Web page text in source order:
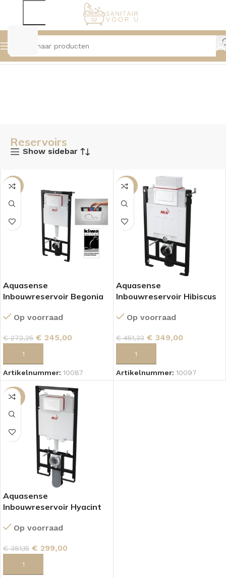
Home Toiletten Reservoirs
Reservoirs
Show sidebar
-10%
Aquasense
Inbouwreservoir Begonia
Op voorraad
€272,25 € 245,00
Artikelnummer: 10087
-23%
Aquasense
Inbouwreservoir Hibiscus
Op voorraad
€451,33 € 349,00
Artikelnummer: 10097
-22%
Aquasense
Inbouwreservoir Hyacint
Op voorraad
€381,15 € 299,00